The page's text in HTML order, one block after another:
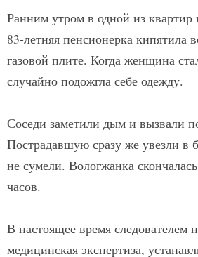
Ранним утром в одной из квартир
83-летняя пенсионерка кипятила
газовой плите. Когда женщина
случайно подожгла себе одежду.
Соседи заметили дым и вызвали
Пострадавшую сразу же увезли в
не сумели. Вологжанка
часов.
В настоящее время следователем
медицинская экспертиза,